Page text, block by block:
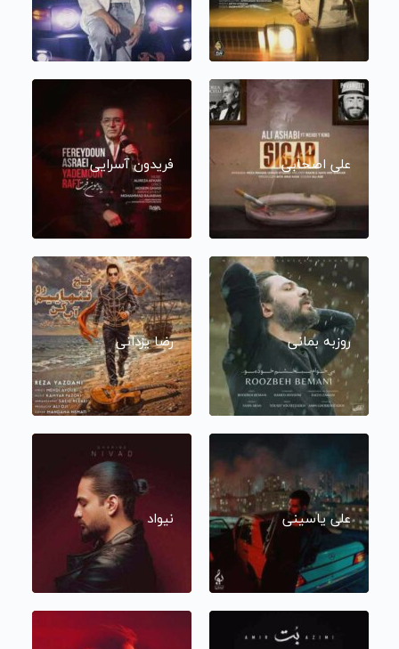
علی اصحابی فریدون آسرایی
روزبه بمانی رضا یزدانی
علی یاسینی نیواد